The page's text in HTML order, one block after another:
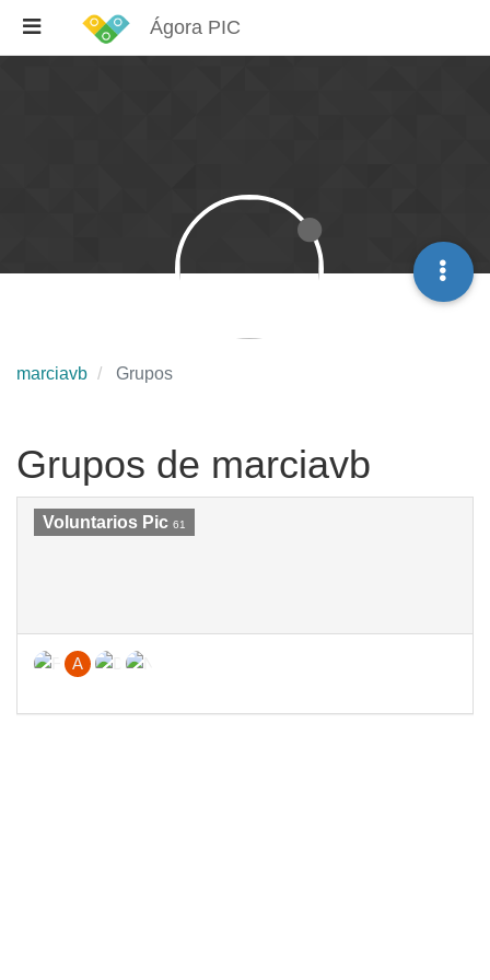
Ágora PIC
marciavb Grupos
Grupos de marciavb
Voluntarios Pic 61
A